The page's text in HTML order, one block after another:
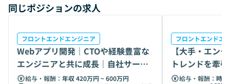
同じポジションの求人
フロントエンドエンジニア
Webアプリ開発｜CTOや経験豊富な
エンジニアと共に成長｜自社サービ
スにも挑戦
給与・報酬： 年収 420万円 ~ 600万円
フロントエンドエ
【大手・エン
トレンドを牽
エンジニア募
給与・報酬： 時